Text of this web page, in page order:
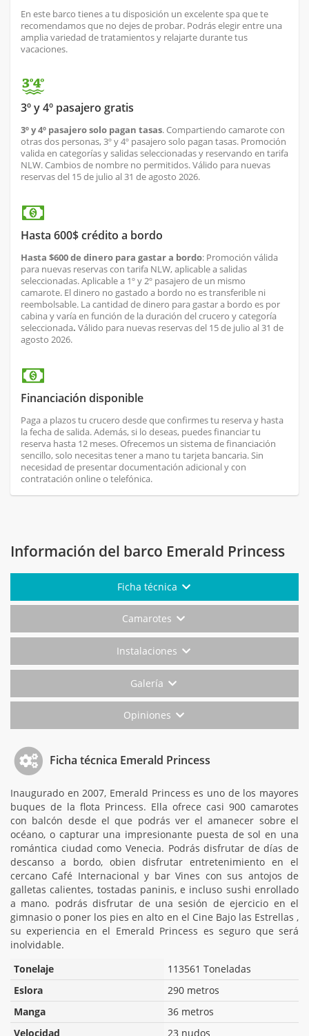
En este barco tienes a tu disposición un excelente spa que te
recomendamos que no dejes de probar. Podrás elegir entre una
amplia variedad de tratamientos y relajarte durante tus
vacaciones.
3º y 4º pasajero gratis
3º y 4º pasajero solo pagan tasas. Compartiendo camarote con
otras dos personas, 3º y 4º pasajero solo pagan tasas. Promoción
valida en categorías y salidas seleccionadas y reservando en tarifa
NLW. Cambios de nombre no permitidos. Válido para nuevas
reservas del 15 de julio al 31 de agosto 2026.
Hasta 600$ crédito a bordo
Hasta $600 de dinero para gastar a bordo: Promoción válida
para nuevas reservas con tarifa NLW, aplicable a salidas
seleccionadas. Aplicable a 1º y 2º pasajero de un mismo
camarote. El dinero no gastado a bordo no es transferible ni
reembolsable. La cantidad de dinero para gastar a bordo es por
cabina y varía en función de la duración del crucero y categoría
seleccionada. Válido para nuevas reservas del 15 de julio al 31 de
agosto 2026.
Financiación disponible
Paga a plazos tu crucero desde que confirmes tu reserva y hasta
la fecha de salida. Además, si lo deseas, puedes financiar tu
reserva hasta 12 meses. Ofrecemos un sistema de financiación
sencillo, solo necesitas tener a mano tu tarjeta bancaria. Sin
necesidad de presentar documentación adicional y con
contratación online o telefónica.
Información del barco Emerald Princess
Ficha técnica
Camarotes
Instalaciones
Galería
Opiniones
Ficha técnica Emerald Princess
Inaugurado en 2007, Emerald Princess es uno de los mayores
buques de la flota Princess. Ella ofrece casi 900 camarotes
con balcón desde el que podrás ver el amanecer sobre el
océano, o capturar una impresionante puesta de sol en una
romántica ciudad como Venecia. Podrás disfrutar de días de
descanso a bordo, obien disfrutar entretenimiento en el
cercano Café Internacional y bar Vines con sus antojos de
galletas calientes, tostadas paninis, e incluso sushi enrollado
a mano. podrás disfrutar de una sesión de ejercicio en el
gimnasio o poner los pies en alto en el Cine Bajo las Estrellas ,
su experiencia en el Emerald Princess es seguro que será
inolvidable.
Tonelaje
113561 Toneladas
Eslora
290 metros
Manga
36 metros
Velocidad
23 nudos